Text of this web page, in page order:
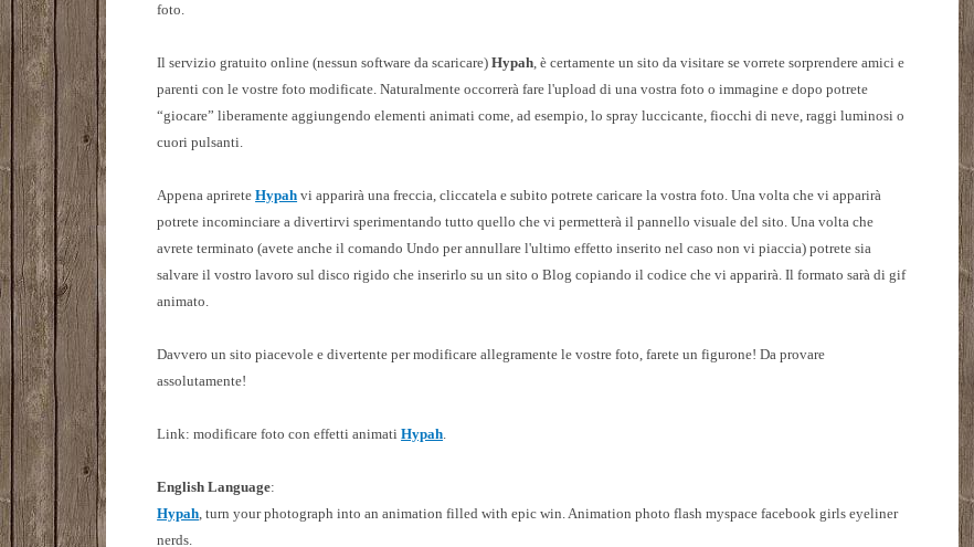
foto.
Il servizio gratuito online (nessun software da scaricare)Hypah, è certamente un sito da visitare se vorrete sorprendere amici e
parenti con le vostre foto modificate. Naturalmente occorrerà fare l'upload di una vostra foto o immagine e dopo potrete
“giocare” liberamente aggiungendo elementi animati come, ad esempio, lo spray luccicante, fiocchi di neve, raggi luminosi o
cuori pulsanti.
Appena aprireteHypah vi apparirà una freccia, cliccatela e subito potrete caricare la vostra foto. Una volta che vi apparirà
potrete incominciare a divertirvi sperimentando tutto quello che vi permetterà il pannello visuale del sito. Una volta che
avrete terminato (avete anche il comando Undo per annullare l'ultimo effetto inserito nel caso non vi piaccia) potrete sia
salvare il vostro lavoro sul disco rigido che inserirlo su un sito o Blog copiando il codice che vi apparirà. Il formato sarà di gif
animato.
Davvero un sito piacevole e divertente per modificare allegramente le vostre foto, farete un figurone! Da provare
assolutamente!
Link: modificare foto con effetti animatiHypah.
English Language:
Hypah, turn your photograph into an animation filled with epic win.Animation photo flash myspace facebook girls eyeliner
nerds.